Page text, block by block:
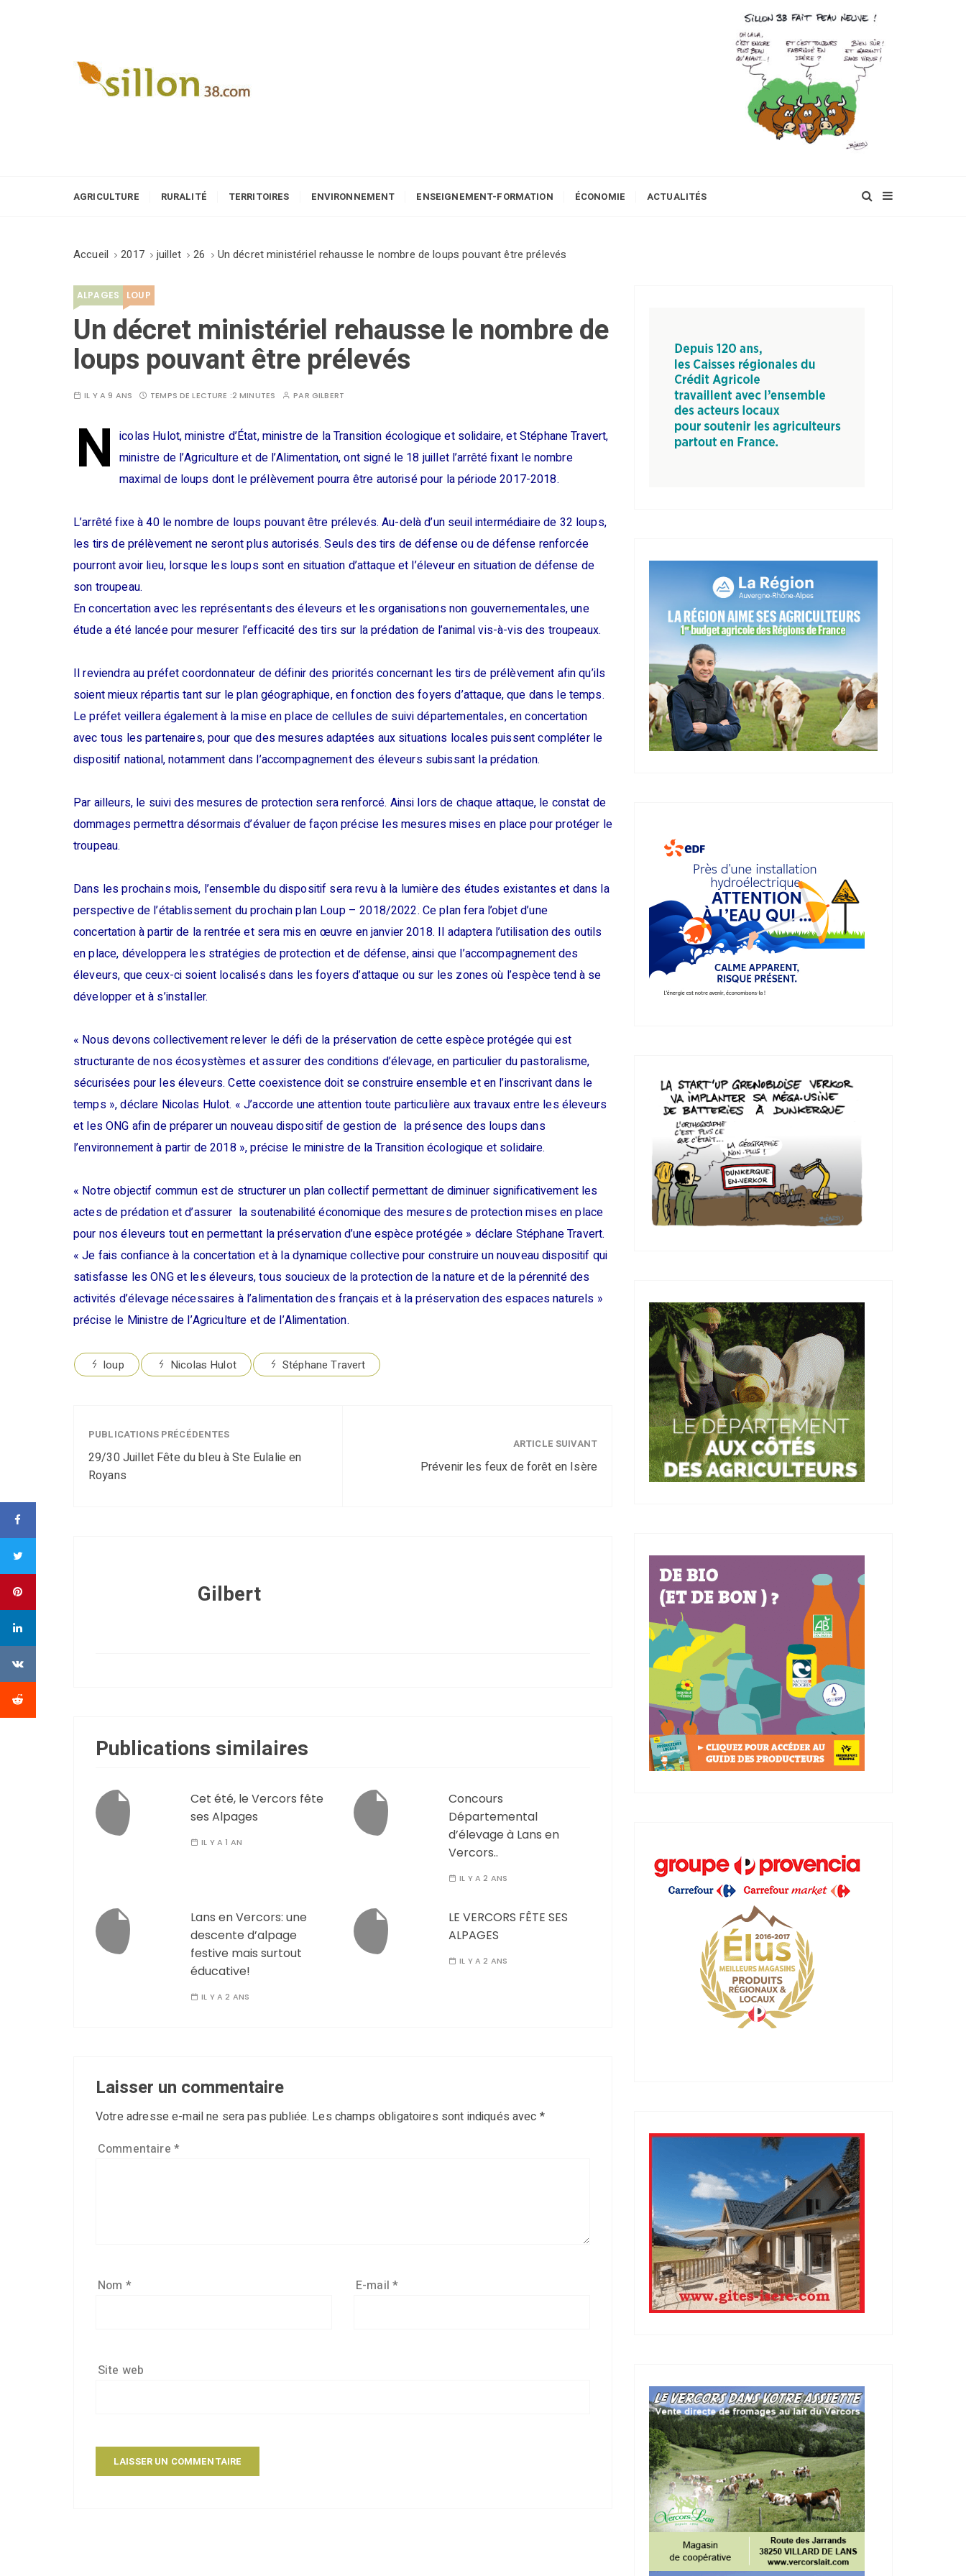
AGRICULTURE RURALITÉ TERRITOIRES ENVIRONNEMENT ENSEIGNEMENT-FORMATION ÉCONOMIE ACTUALITÉS
Accueil 2017 juillet 26 Un décret ministériel rehausse le nombre de loups pouvant être prélevés
ALPAGES LOUP
Un décret ministériel rehausse le nombre de
loups pouvant être prélevés
IL Y A 9 ANS TEMPS DE LECTURE :2 MINUTES PAR GILBERT
N icolas Hulot, ministre d’État, ministre de la Transition écologique et solidaire, et Stéphane Travert,
ministre de l’Agriculture et de l’Alimentation, ont signé le 18 juillet l’arrêté fixant le nombre
maximal de loups dont le prélèvement pourra être autorisé pour la période 2017-2018.
L’arrêté fixe à 40 le nombre de loups pouvant être prélevés. Au-delà d’un seuil intermédiaire de 32 loups,
les tirs de prélèvement ne seront plus autorisés. Seuls des tirs de défense ou de défense renforcée
pourront avoir lieu, lorsque les loups sont en situation d’attaque et l’éleveur en situation de défense de
son troupeau.
En concertation avec les représentants des éleveurs et les organisations non gouvernementales, une
étude a été lancée pour mesurer l’efficacité des tirs sur la prédation de l’animal vis-à-vis des troupeaux.
Il reviendra au préfet coordonnateur de définir des priorités concernant les tirs de prélèvement afin qu’ils
soient mieux répartis tant sur le plan géographique, en fonction des foyers d’attaque, que dans le temps.
Le préfet veillera également à la mise en place de cellules de suivi départementales, en concertation
avec tous les partenaires, pour que des mesures adaptées aux situations locales puissent compléter le
dispositif national, notamment dans l’accompagnement des éleveurs subissant la prédation.
Par ailleurs, le suivi des mesures de protection sera renforcé. Ainsi lors de chaque attaque, le constat de
dommages permettra désormais d’évaluer de façon précise les mesures mises en place pour protéger le
troupeau.
Dans les prochains mois, l’ensemble du dispositif sera revu à la lumière des études existantes et dans la
perspective de l’établissement du prochain plan Loup – 2018/2022. Ce plan fera l’objet d’une
concertation à partir de la rentrée et sera mis en œuvre en janvier 2018. Il adaptera l’utilisation des outils
en place, développera les stratégies de protection et de défense, ainsi que l’accompagnement des
éleveurs, que ceux-ci soient localisés dans les foyers d’attaque ou sur les zones où l’espèce tend à se
développer et à s’installer.
« Nous devons collectivement relever le défi de la préservation de cette espèce protégée qui est
structurante de nos écosystèmes et assurer des conditions d’élevage, en particulier du pastoralisme,
sécurisées pour les éleveurs. Cette coexistence doit se construire ensemble et en l’inscrivant dans le
temps », déclare Nicolas Hulot. « J’accorde une attention toute particulière aux travaux entre les éleveurs
et les ONG afin de préparer un nouveau dispositif de gestion de la présence des loups dans
l’environnement à partir de 2018 », précise le ministre de la Transition écologique et solidaire.
« Notre objectif commun est de structurer un plan collectif permettant de diminuer significativement les
actes de prédation et d’assurer la soutenabilité économique des mesures de protection mises en place
pour nos éleveurs tout en permettant la préservation d’une espèce protégée » déclare Stéphane Travert.
« Je fais confiance à la concertation et à la dynamique collective pour construire un nouveau dispositif qui
satisfasse les ONG et les éleveurs, tous soucieux de la protection de la nature et de la pérennité des
activités d’élevage nécessaires à l’alimentation des français et à la préservation des espaces naturels »
précise le Ministre de l’Agriculture et de l’Alimentation.
loup Nicolas Hulot Stéphane Travert
PUBLICATIONS PRÉCÉDENTES
29/30 Juillet Fête du bleu à Ste Eulalie en
Royans
ARTICLE SUIVANT
Prévenir les feux de forêt en Isère
Gilbert
Publications similaires
Cet été, le Vercors fête
ses Alpages
IL Y A 1 AN
Concours
Départemental
d’élevage à Lans en
Vercors..
IL Y A 2 ANS
Lans en Vercors: une
descente d’alpage
festive mais surtout
éducative!
IL Y A 2 ANS
LE VERCORS FÊTE SES
ALPAGES
IL Y A 2 ANS
Laisser un commentaire
Votre adresse e-mail ne sera pas publiée. Les champs obligatoires sont indiqués avec *
Commentaire *
Nom * E-mail*
Site web